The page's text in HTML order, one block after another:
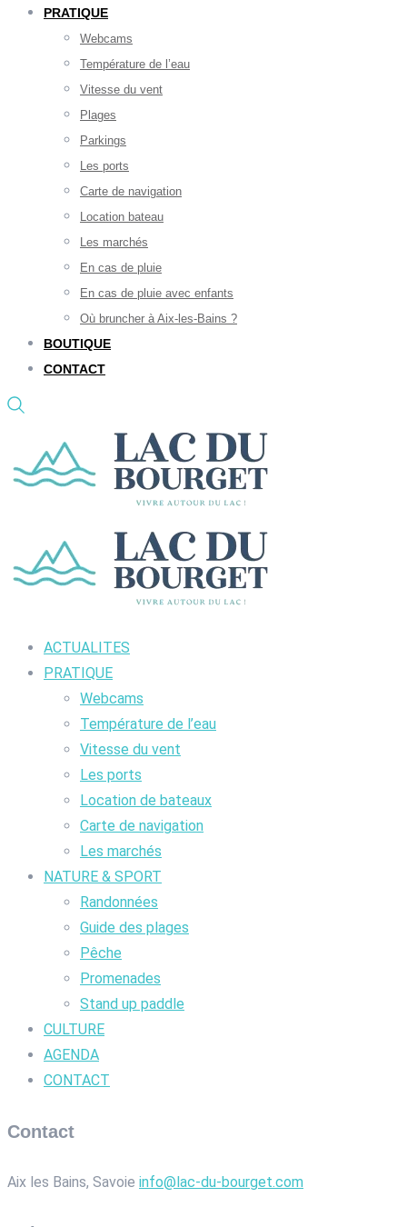
PRATIQUE
Webcams
Température de l’eau
Vitesse du vent
Plages
Parkings
Les ports
Carte de navigation
Location bateau
Les marchés
En cas de pluie
En cas de pluie avec enfants
Où bruncher à Aix-les-Bains ?
BOUTIQUE
CONTACT
ACTUALITES
PRATIQUE
Webcams
Température de l’eau
Vitesse du vent
Les ports
Location de bateaux
Carte de navigation
Les marchés
NATURE & SPORT
Randonnées
Guide des plages
Pêche
Promenades
Stand up paddle
CULTURE
AGENDA
CONTACT
Contact
Aix les Bains, Savoie info@lac-du-bourget.com